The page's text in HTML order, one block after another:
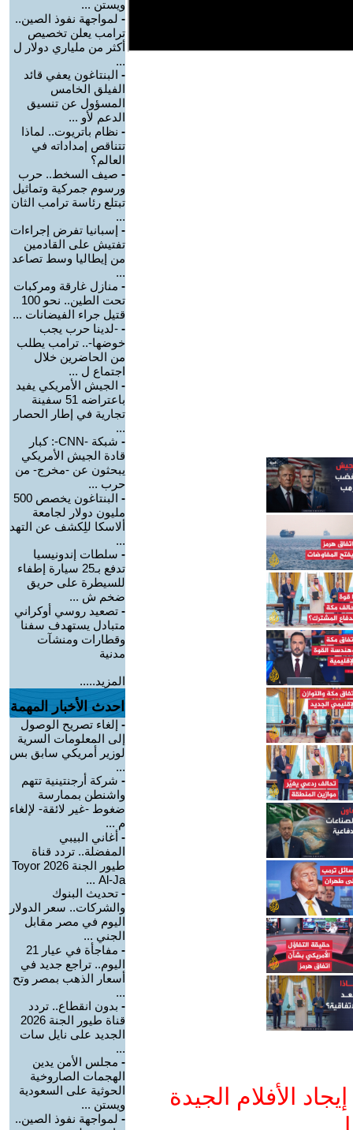
الأفلام الجيدة
ويستن ...
- لمواجهة نفوذ الصين..
ترامب يعلن تخصيص
أكثر من ملياري دولار ل
...
- البنتاغون يعفي قائد
الفيلق الخامس
المسؤول عن تنسيق
الدعم لأو ...
- نظام باتريوت.. لماذا
تتناقص إمداداته في
العالم؟
- صيف السخط.. حرب
ورسوم جمركية وتماثيل
تبتلع رئاسة ترامب الثان
...
- إسبانيا تفرض إجراءات
تفتيش على القادمين
من إيطاليا وسط تصاعد
...
- منازل غارقة ومركبات
تحت الطين.. نحو 100
قتيل جراء الفيضانات ...
- -لدينا حرب يجب
خوضها-.. ترامب يطلب
من الحاضرين خلال
اجتماع ل ...
- الجيش الأمريكي يفيد
باعتراضه 51 سفينة
تجارية في إطار الحصار
...
-
شبكة -CNN-: كبار
قادة الجيش الأمريكي
يبحثون عن -مخرج- من
حرب ...
-
البنتاغون يخصص 500
مليون دولار لجامعة
ألاسكا للِكشف عن التهد
...
- سلطات إندونيسيا
تدفع بـ25 سيارة إطفاء
للسيطرة على حريق
ضخم ش ...
- تصعيد روسي أوكراني
متبادل يستهدف سفنا
وقطارات ومنشآت
مدنية
المزيد.....
احدث الأخبار المهمة
- إلغاء تصريح الوصول
إلى المعلومات السرية
لوزير أمريكي سابق بس
...
- شركة أرجنتينية تتهم
واشنطن بممارسة
ضغوط -غير لائقة- لإلغاء
م ...
- أغاني البيبي
المفضلة.. تردد قناة
طيور الجنة 2026 Toyor
Al-Ja ...
- تحديث البنوك
والشركات.. سعر الدولار
اليوم في مصر مقابل
الجني ...
-
مفاجأة في عيار 21
اليوم.. تراجع جديد في
أسعار الذهب بمصر وتح
...
- بدون انقطاع.. تردد
قناة طيور الجنة 2026
الجديد على نايل سات
...
- مجلس الأمن يدين
الهجمات الصاروخية
الحوثية على السعودية
ويستن ...
- لمواجهة نفوذ الصين..